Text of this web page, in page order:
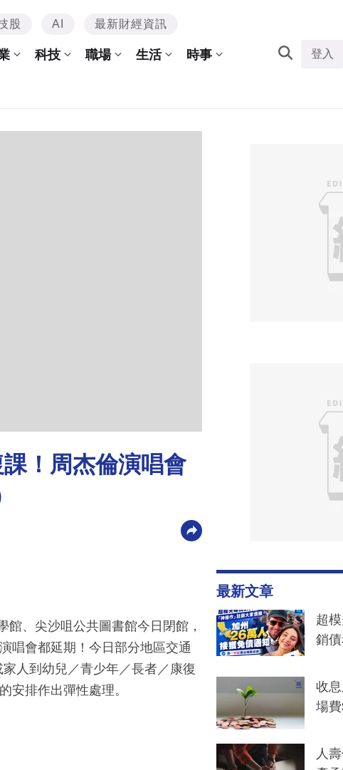
股 AI 最新財經資訊
科技 職場 生活 時事 登入
！周杰倫演唱會
、尖沙咀公共圖書館今日閉館，
唱會都延期！今日部分地區交通
人到幼兒／青少年／長者／康復
安排作出彈性處理。
最新文章
超
銷
一
收
場
人